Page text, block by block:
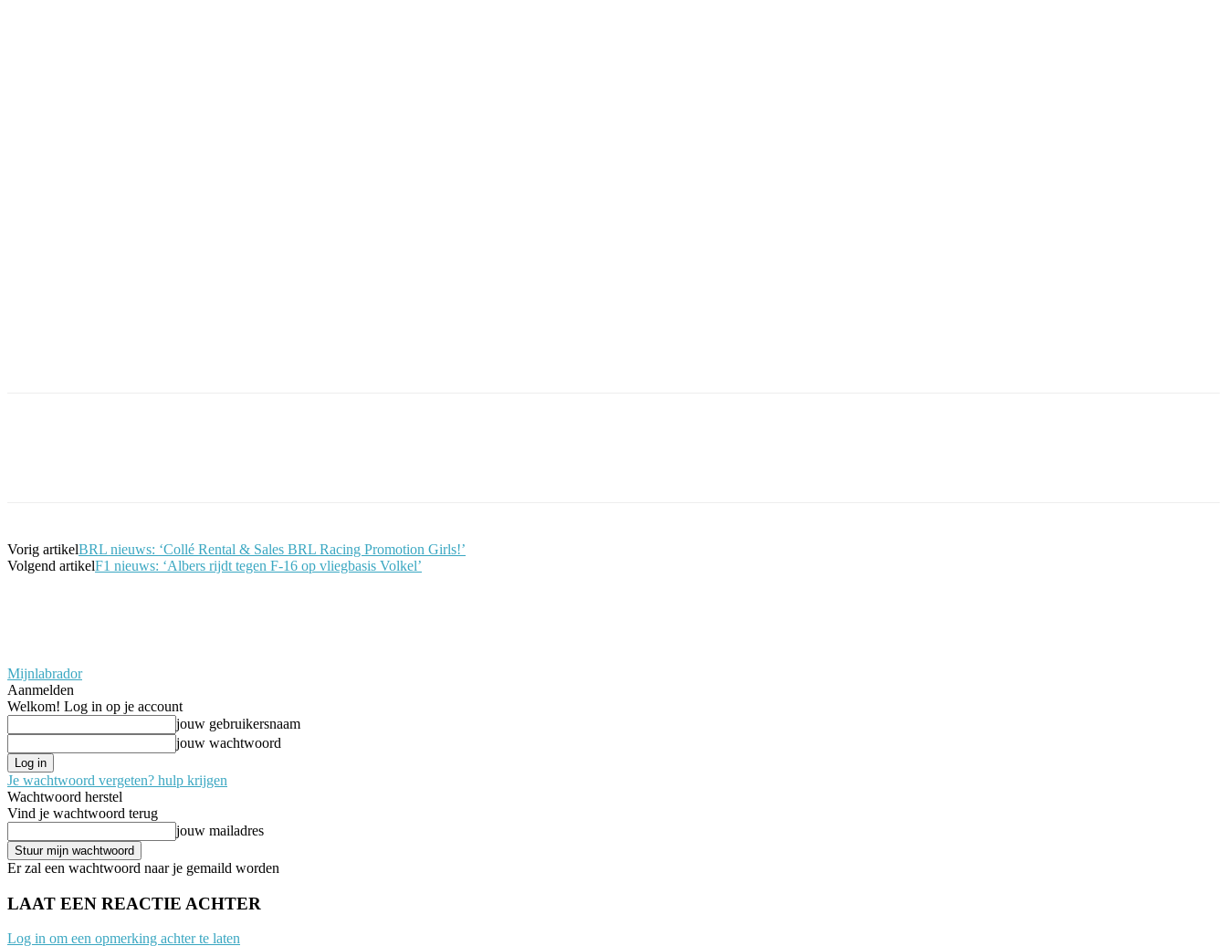
Vorig artikelBRL nieuws: ‘Collé Rental & Sales BRL Racing Promotion Girls!’
Volgend artikelF1 nieuws: ‘Albers rijdt tegen F-16 op vliegbasis Volkel’
Mijnlabrador
Aanmelden
Welkom! Log in op je account
jouw gebruikersnaam
jouw wachtwoord
Je wachtwoord vergeten? hulp krijgen
Wachtwoord herstel
Vind je wachtwoord terug
jouw mailadres
Er zal een wachtwoord naar je gemaild worden
LAAT EEN REACTIE ACHTER
Log in om een opmerking achter te laten